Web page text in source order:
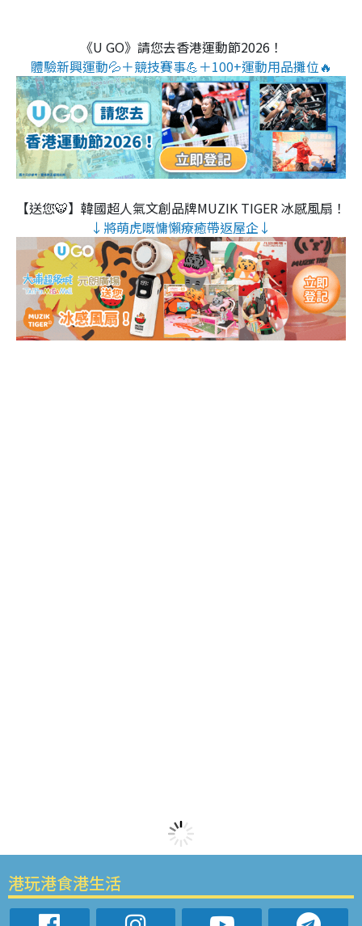
《U GO》請您去香港運動節2026！
體驗新興運動💦＋競技賽事💪＋100+運動用品攤位🔥
【送您🐯】韓國超人氣文創品牌MUZIK TIGER 冰感風扇！
↓將萌虎嘅慵懶療癒帶返屋企↓
港玩港食港生活